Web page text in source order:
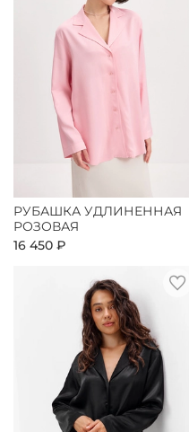
РУБАШКА УДЛИНЕННАЯ
РОЗОВАЯ
16 450 ₽